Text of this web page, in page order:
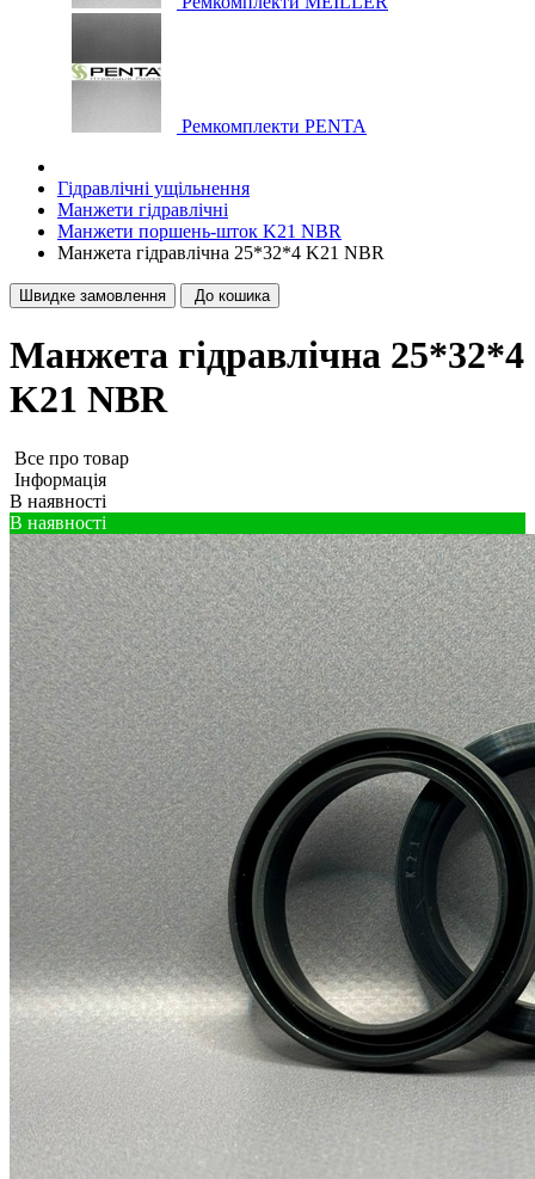
Ремкомплекти PENTA
Гідравлічні ущільнення
Манжети гідравлічні
Манжети поршень-шток K21 NBR
Манжета гідравлічна 25*32*4 K21 NBR
Швидке замовлення До кошика
Манжета гідравлічна 25*32*4
K21 NBR
Все про товар
Iнформація
В наявності
В наявності